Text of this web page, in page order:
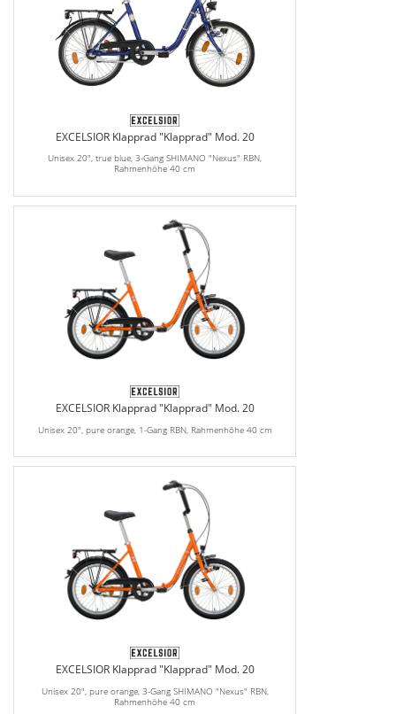
EXCELSIOR Klapprad "Klapprad" Mod. 20
Unisex 20", true blue, 3-Gang SHIMANO "Nexus" RBN,
Rahmenhöhe 40 cm
EXCELSIOR Klapprad "Klapprad" Mod. 20
Unisex 20", pure orange, 1-Gang RBN, Rahmenhöhe 40 cm
EXCELSIOR Klapprad "Klapprad" Mod. 20
Unisex 20", pure orange, 3-Gang SHIMANO "Nexus" RBN,
Rahmenhöhe 40 cm